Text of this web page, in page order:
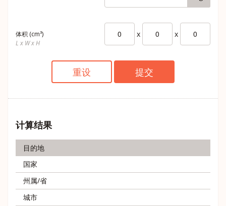
体积 (cm³)
L x W x H
x x
重设 提交
计算结果
目的地
国家
州属/省
城市